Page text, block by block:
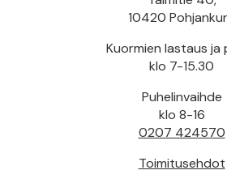
10420
Kuormien lastaus ja
klo 7-15.30
Puhelinvaihde
klo 8-16
0207 424570
Toimitusehdot